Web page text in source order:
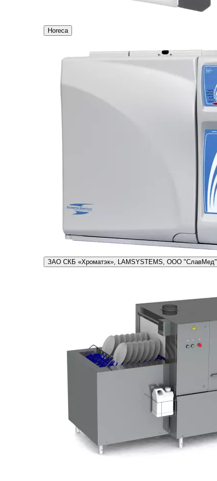
Horeca
ЗАО СКБ «Хроматэк», LAMSYSTEMS, ООО "СлавМед"